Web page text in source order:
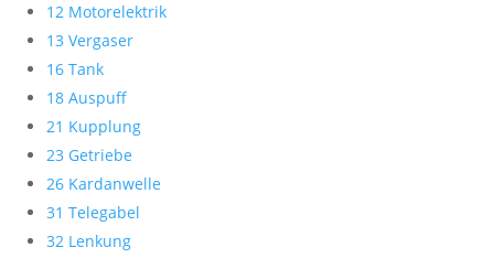
12 Motorelektrik
13 Vergaser
16 Tank
18 Auspuff
21 Kupplung
23 Getriebe
26 Kardanwelle
31 Telegabel
32 Lenkung